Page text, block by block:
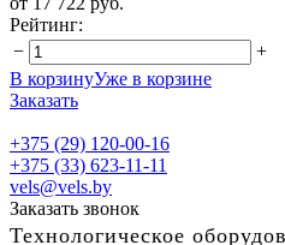
Рейтинг:
−
+
В корзинуУже в корзине
Заказать
+375 (29) 120-00-16
+375 (33) 623-11-11
vels@vels.by
Заказать звонок
Технологическое